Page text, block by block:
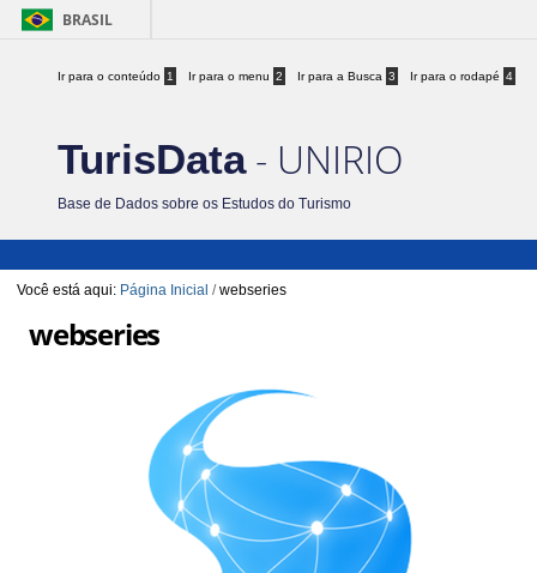
BRASIL
Ir para o conteúdo 1 Ir para o menu 2 Ir para a Busca 3 Ir para o rodapé 4
TurisData- UNIRIO
Base de Dados sobre os Estudos do Turismo
Você está aqui: Página Inicial /webseries
webseries